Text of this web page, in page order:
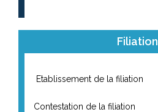
Filiation
Etablissement de la filiation
Contestation de la filiation